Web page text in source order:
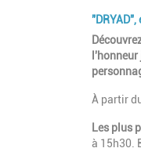
À partir
Les plus
à 15h30.